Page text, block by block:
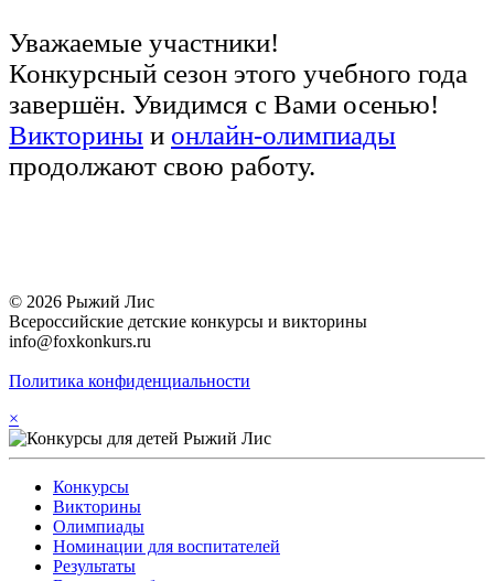
Уважаемые участники!
Конкурсный сезон этого учебного года
завершён. Увидимся с Вами осенью!
Викторины и онлайн-олимпиады
продолжают свою работу.
© 2026 Рыжий Лис
Всероссийские детские конкурсы и викторины
info@foxkonkurs.ru
Политика конфиденциальности
×
Конкурсы
Викторины
Олимпиады
Номинации для воспитателей
Результаты